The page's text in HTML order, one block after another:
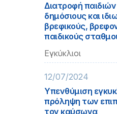
Διατροφή
δημόσιους και
βρεφικούς,
παιδικούς
Εγκύκλιοι
12/07/2024
Υπενθύμιση
πρόληψη των
τον καύσωνα